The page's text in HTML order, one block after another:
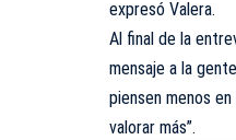
expresó Valera.
Al final de la
mensaje a la
piensen menos
valorar más”.